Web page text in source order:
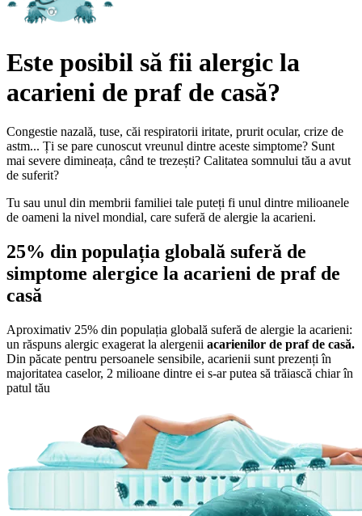
Este posibil să fii alergic la
acarieni de praf de casă?
Congestie nazală, tuse, căi respiratorii iritate, prurit ocular, crize de
astm... Ți se pare cunoscut vreunul dintre aceste simptome? Sunt
mai severe dimineața, când te trezești? Calitatea somnului tău a avut
de suferit?
Tu sau unul din membrii familiei tale puteți fi unul dintre milioanele
de oameni la nivel mondial, care suferă de alergie la acarieni.
25% din populația globală suferă de
simptome alergice la acarieni de praf de
casă
Aproximativ 25% din populația globală suferă de alergie la acarieni:
un răspuns alergic exagerat la alergenii acarienilor de praf de casă.
Din păcate pentru persoanele sensibile, acarienii sunt prezenți în
majoritatea caselor, 2 milioane dintre ei s-ar putea să trăiască chiar în
patul tău